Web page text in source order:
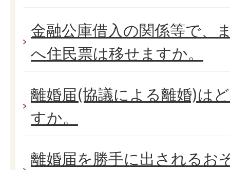
金融公庫借入の関係等で、
へ住民票は移せますか。
離婚届(協議による離婚)は
すか。
離婚届を勝手に出されるお